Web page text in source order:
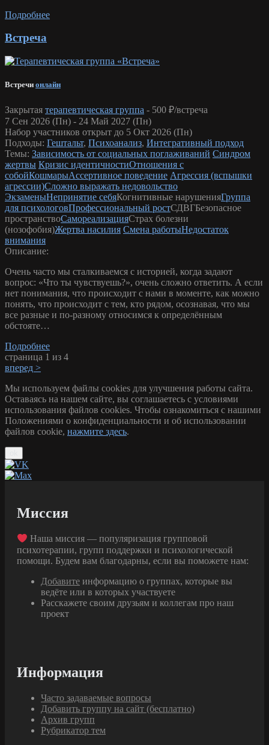
Подробнее
Встреча
Встречи онлайн
Закрытая терапевтическая группа - 500 ₽/встреча
7 Сен 2026 (Пн) - 24 Май 2027 (Пн)
Набор участников открыт до 5 Окт 2026 (Пн)
Подходы: Гештальт, Психоанализ, Интегративный подход
Темы: Зависимость от социальных поглаживаний Синдром
жертвы Кризис идентичностиОтношения с
собойКошмарыАссертивное поведение Агрессия (вспышки
агрессии)Сложно выражать недовольство
ЭкзаменыНепринятие себяКогнитивные нарушенияГруппа
для психологовПрофессиональный ростСДВГБезопасное
пространствоСамореализацияСтрах болезни
(нозофобия)Жертва насилия Смена работыНедостаток
внимания
Описание:
Очень часто мы сталкиваемся с историей, когда задают
вопрос: «Что ты чувствуешь?», очень сложно ответить. А если
нет понимания, что происходит с нами в моменте, как можно
понять, что происходит с тем, кто рядом, осознавая, что мы
все разные и по-разному относимся к определённым
обстояте…
Подробнее
страница 1 из 4
вперед >
Мы используем файлы cookies для улучшения работы сайта.
Оставаясь на нашем сайте, вы соглашаетесь с условиями
использования файлов cookies. Чтобы ознакомиться с нашими
Положениями о конфиденциальности и об использовании
файлов cookie, нажмите здесь.
Миссия
Наша миссия — популяризация групповой
психотерапии, групп поддержки и психологической
помощи. Будем вам благодарны, если вы поможете нам:
Добавите информацию о группах, которые вы
ведёте или в которых участвуете
Расскажете своим друзьям и коллегам про наш
проект
Информация
Часто задаваемые вопросы
Добавить группу на сайт (бесплатно)
Архив групп
Рубрикатор тем